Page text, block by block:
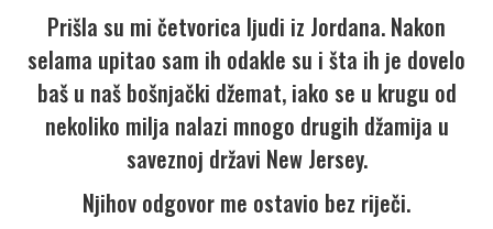
Prišla su mi četvorica ljudi iz Jordana. Nakon
selama upitao sam ih odakle su i šta ih je dovelo
baš u naš bošnjački džemat, iako se u krugu od
nekoliko milja nalazi mnogo drugih džamija u
saveznoj državi New Jersey.
Njihov odgovor me ostavio bez riječi.